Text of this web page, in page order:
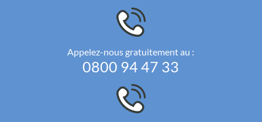
Appelez-nous gratuitement au :
0800 94 47 33